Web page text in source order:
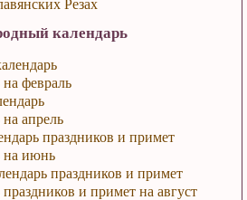
календарь
февраль
апрель
праздников и примет
на июнь
праздников и примет
и примет на август